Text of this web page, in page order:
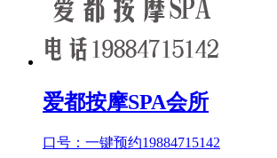
爱都按摩SPA会所
口号：一键预约19884715142